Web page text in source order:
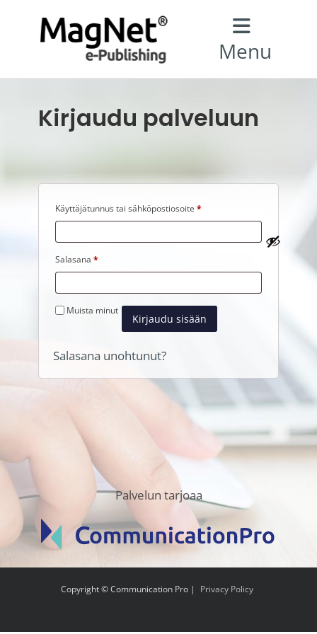
Menu
Kirjaudu palveluun
Käyttäjätunnus tai sähköpostiosoite *
Salasana *
Muista minut
Kirjaudu sisään
Salasana unohtunut?
Palvelun tarjoaa
Copyright © Communication Pro | Privacy Policy